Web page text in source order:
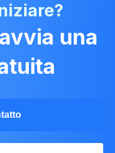
una